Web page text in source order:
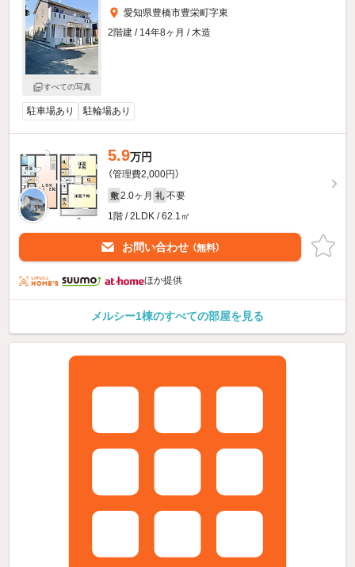
すべての写真
愛知県豊橋市豊栄町字東
2階建 / 14年8ヶ月 / 木造
駐車場あり 駐輪場あり
5.9万円
（管理費2,000円）
敷 2.0ヶ月 礼 不要
1階 / 2LDK / 62.1㎡
お問い合わせ （無料）
ほか提供
メルシー1棟のすべての部屋を見る